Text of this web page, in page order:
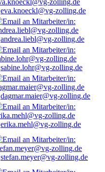
eva.knoeckl@vg-zolling.de
andrea.liebl@vg-zolling.de
sabine.lohr@vg-zolling.de
dagmar.maier@vg-zolling.de
erika.mehl@vg-zolling.de
stefan.meyer@vg-zolling.de